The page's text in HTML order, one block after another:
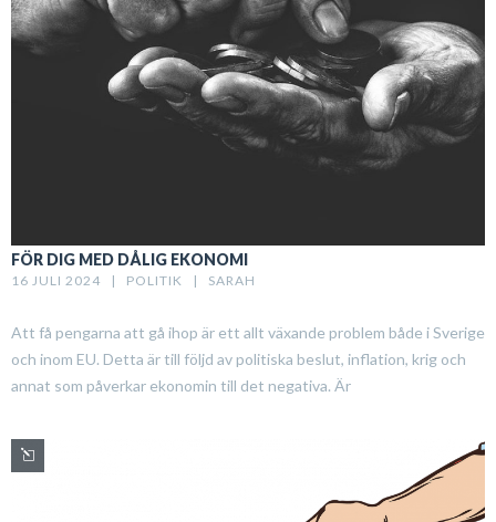
FÖR DIG MED DÅLIG EKONOMI
16 JULI 2024   | POLITIK
   |
SARAH
Att få pengarna att gå ihop är ett allt växande problem både i Sverige
och inom EU. Detta är till följd av politiska beslut, inflation, krig och
annat som påverkar ekonomin till det negativa. Är